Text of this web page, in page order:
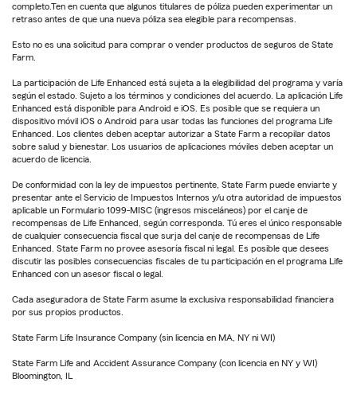
completo.Ten en cuenta que algunos titulares de póliza pueden experimentar un
retraso antes de que una nueva póliza sea elegible para recompensas.
Esto no es una solicitud para comprar o vender productos de seguros de State
Farm.
La participación de Life Enhanced está sujeta a la elegibilidad del programa y varía
según el estado. Sujeto a los términos y condiciones del acuerdo. La aplicación Life
Enhanced está disponible para Android e iOS. Es posible que se requiera un
dispositivo móvil iOS o Android para usar todas las funciones del programa Life
Enhanced. Los clientes deben aceptar autorizar a State Farm a recopilar datos
sobre salud y bienestar. Los usuarios de aplicaciones móviles deben aceptar un
acuerdo de licencia.
De conformidad con la ley de impuestos pertinente, State Farm puede enviarte y
presentar ante el Servicio de Impuestos Internos y/u otra autoridad de impuestos
aplicable un Formulario 1099-MISC (ingresos misceláneos) por el canje de
recompensas de Life Enhanced, según corresponda. Tú eres el único responsable
de cualquier consecuencia fiscal que surja del canje de recompensas de Life
Enhanced. State Farm no provee asesoría fiscal ni legal. Es posible que desees
discutir las posibles consecuencias fiscales de tu participación en el programa Life
Enhanced con un asesor fiscal o legal.
Cada aseguradora de State Farm asume la exclusiva responsabilidad financiera
por sus propios productos.
State Farm Life Insurance Company (sin licencia en MA, NY ni WI)
State Farm Life and Accident Assurance Company (con licencia en NY y WI)
Bloomington, IL